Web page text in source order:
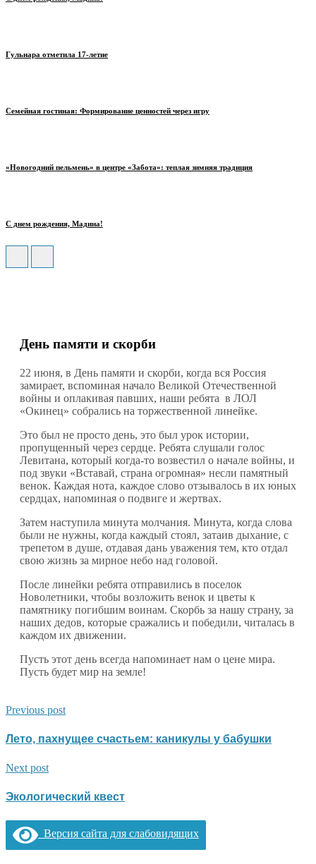
Гульнара отметила 17‑летие
Семейная гостиная: Формирование ценностей через игру
«Новогодний пельмень» в центре «Забота»: теплая зимняя традиция
С днем рождения, Мадина!
День памяти и скорби
22 июня, в День памяти и скорби, когда вся Россия
замирает, вспоминая начало Великой Отечественной
войны и оплакивая павших, наши ребята в ЛОЛ
«Окинец» собрались на торжественной линейке.
Это был не просто день, это был урок истории,
пропущенный через сердце. Ребята слушали голос
Левитана, который когда-то возвестил о начале войны, и
под звуки «Вставай, страна огромная» несли памятный
венок. Каждая нота, каждое слово отзывалось в их юных
сердцах, напоминая о подвиге и жертвах.
Затем наступила минута молчания. Минута, когда слова
были не нужны, когда каждый стоял, затаив дыхание, с
трепетом в душе, отдавая дань уважения тем, кто отдал
свою жизнь за мирное небо над головой.
После линейки ребята отправились в поселок
Новолетники, чтобы возложить венок и цветы к
памятнику погибшим воинам. Скорбь за нашу страну, за
наших дедов, которые сражались и победили, читалась в
каждом их движении.
Пусть этот день всегда напоминает нам о цене мира.
Пусть будет мир на земле!
Previous post
Лето, пахнущее счастьем: каникулы у бабушки
Next post
Экологический квест
Версия сайта для слабовидящих